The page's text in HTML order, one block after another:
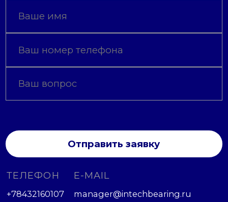
Отправить заявку
ТЕЛЕФОН
+78432160107
E-MAIL
manager@intechbearing.ru